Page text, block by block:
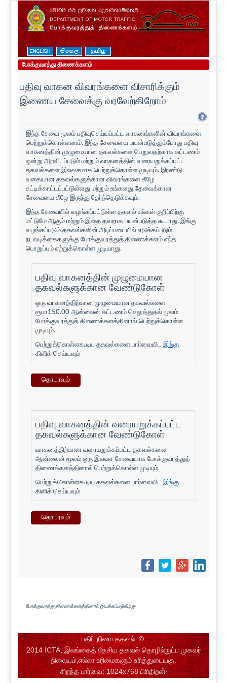
போக்குவரத்து திணைக்களம்
பதிவு வாகன விவரங்களை விசாரிக்கும்
இணைய சேவைக்கு வரவேற்கிறோம்
இந்த சேவை மூலம் பதிவுசெய்யப்பட்ட வாகனங்களின் விவரங்களை
பெற்றுக்கொள்ளலாம். இந்த சேவையை பயன்படுத்தும்போது பதிவு
வாகனத்தின் முழுமையான தகவல்களை பெறுவதற்காக கட்டணம்
ஒன்று அறவிடப்படும் மற்றும் வாகனத்தின் வரையறுக்கப்பட்ட
தகவல்களை இலவசமாக பெற்றுக்கொள்ள முடியும். இரண்டு
வகையான தகவல்களுக்கான விவரங்களை கீழே
சுட்டிக்காட்டப்பட்டுள்ளது மற்றும் உங்களது தேவைக்கான
சேவையை கீழே இருந்து தேர்ந்தெடுக்கவும்.
இந்த சேவையில் வழங்கப்பட்டுள்ள தகவல் உங்கள் குறிப்பிற்கு
மட்டுமே ஆகும் மற்றும் இதை தவறாக பயன்படுத்த கூடாது. இங்கு
வழங்கப்படும் தகவல்களின் அடிப்படையில் எடுக்கப்படும்
நடவடிக்கைகளுக்கு போக்குவரத்துத் திணைக்களம் எந்த
பொறுப்பும் ஏற்றுக்கொள்ள முடியாது.
பதிவு வாகனத்தின் முழுமையான
தகவல்களுக்கான வேண்டுகோள்
ஒரு வாகனத்திற்கான முழுமையான தகவல்களை
ரூபா150.00 ஆன்லைன் கட்டணம் செலுத்துதல் மூலம்
போக்குவரத்துத் திணைக்களத்தினால் பெற்றுக்கொள்ள
முடியும்.
பெற்றுக்கொள்ளகூடிய தகவல்களை பார்வையிட இங்கு
கிளிக் செய்யவும்
தொடரவும்
பதிவு வாகனத்தின் வரையறுக்கப்பட்ட
தகவல்களுக்கான வேண்டுகோள்
வாகனத்திற்கான வரையறுக்கப்பட்ட தகவல்களை
ஆன்லைன் மூலம் ஒரு இலவச சேவையாக போக்குவரத்துத்
திணைக்களத்தினால் பெற்றுக்கொள்ள முடியும்.
பெற்றுக்கொள்ளகூடிய தகவல்களை பார்வையிட இங்கு
கிளிக் செய்யவும்
தொடரவும்
போக்குவரத்து திணைக்களத்தினால் இயக்கப்படுகிறது
பதிப்புரிமை தகவல் ©
2014 ICTA, இலங்கைத் தேசிய தகவல் தொழில்நுட்ப முகவர்
நிலையம்,எல்லா உரிமைகளும் உரித்துடையகு.
சிறந்த பார்வை: 1024x768 பிரிதிறன்.